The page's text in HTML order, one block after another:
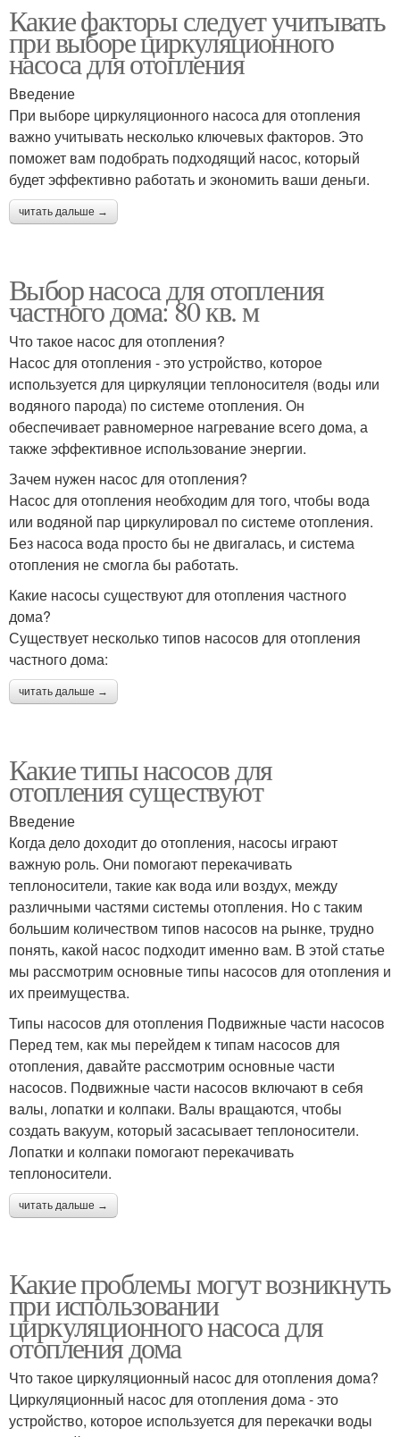
Какие факторы следует учитывать
при выборе циркуляционного
насоса для отопления
Введение
При выборе циркуляционного насоса для отопления
важно учитывать несколько ключевых факторов. Это
поможет вам подобрать подходящий насос, который
будет эффективно работать и экономить ваши деньги.
читать дальше →
Выбор насоса для отопления
частного дома: 80 кв. м
Что такое насос для отопления?
Насос для отопления - это устройство, которое
используется для циркуляции теплоносителя (воды или
водяного парода) по системе отопления. Он
обеспечивает равномерное нагревание всего дома, а
также эффективное использование энергии.
Зачем нужен насос для отопления?
Насос для отопления необходим для того, чтобы вода
или водяной пар циркулировал по системе отопления.
Без насоса вода просто бы не двигалась, и система
отопления не смогла бы работать.
Какие насосы существуют для отопления частного
дома?
Существует несколько типов насосов для отопления
частного дома:
читать дальше →
Какие типы насосов для
отопления существуют
Введение
Когда дело доходит до отопления, насосы играют
важную роль. Они помогают перекачивать
теплоносители, такие как вода или воздух, между
различными частями системы отопления. Но с таким
большим количеством типов насосов на рынке, трудно
понять, какой насос подходит именно вам. В этой статье
мы рассмотрим основные типы насосов для отопления и
их преимущества.
Типы насосов для отопления Подвижные части насосов
Перед тем, как мы перейдем к типам насосов для
отопления, давайте рассмотрим основные части
насосов. Подвижные части насосов включают в себя
валы, лопатки и колпаки. Валы вращаются, чтобы
создать вакуум, который засасывает теплоносители.
Лопатки и колпаки помогают перекачивать
теплоносители.
читать дальше →
Какие проблемы могут возникнуть
при использовании
циркуляционного насоса для
отопления дома
Что такое циркуляционный насос для отопления дома?
Циркуляционный насос для отопления дома - это
устройство, которое используется для перекачки воды